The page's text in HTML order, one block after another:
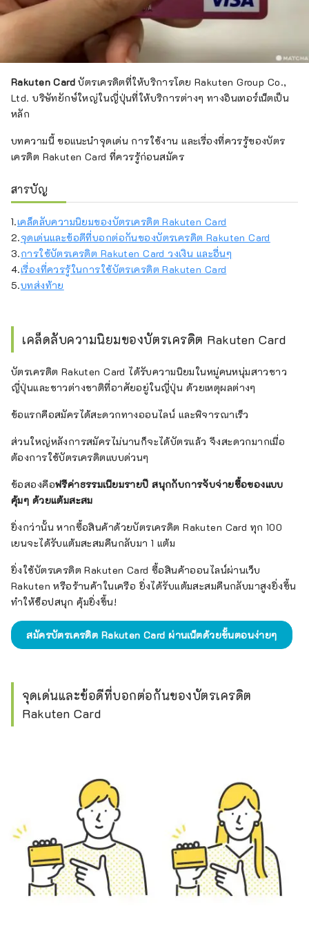
Rakuten Card บัตรเครดิตที่ให้บริการโดย Rakuten Group Co.,
Ltd. บริษัทยักษ์ใหญ่ในญี่ปุ่นที่ให้บริการต่างๆ ทางอินเทอร์เน็ตเป็น
หลัก
บทความนี้ ขอแนะนำจุดเด่น การใช้งาน และเรื่องที่ควรรู้ของบัตร
เครดิต Rakuten Card ที่ควรรู้ก่อนสมัคร
สารบัญ
1.เคล็ดลับความนิยมของบัตรเครดิต Rakuten Card
2.จุดเด่นและข้อดีที่บอกต่อกันของบัตรเครดิต Rakuten Card
3.การใช้บัตรเครดิต Rakuten Card วงเงิน และอื่นๆ
4.เรื่องที่ควรรู้ในการใช้บัตรเครดิต Rakuten Card
5.บทส่งท้าย
เคล็ดลับความนิยมของบัตรเครดิต Rakuten Card
บัตรเครดิต Rakuten Card ได้รับความนิยมในหมู่คนหนุ่มสาวชาว
ญี่ปุ่นและชาวต่างชาติที่อาศัยอยู่ในญี่ปุ่น ด้วยเหตุผลต่างๆ
ข้อแรกคือสมัครได้สะดวกทางออนไลน์ และพิจารณาเร็ว
ส่วนใหญ่หลังการสมัครไม่นานก็จะได้บัตรแล้ว จึงสะดวกมากเมื่อ
ต้องการใช้บัตรเครดิตแบบด่วนๆ
ข้อสองคือฟรีค่าธรรมเนียมรายปี สนุกกับการจับจ่ายซื้อของแบบ
คุ้มๆ ด้วยแต้มสะสม
ยิ่งกว่านั้น หากซื้อสินค้าด้วยบัตรเครดิต Rakuten Card ทุก 100
เยนจะได้รับแต้มสะสมคืนกลับมา 1 แต้ม
ยิ่งใช้บัตรเครดิต Rakuten Card ซื้อสินค้าออนไลน์ผ่านเว็บ
Rakuten หรือร้านค้าในเครือ ยิ่งได้รับแต้มสะสมคืนกลับมาสูงยิ่งขึ้น
ทำให้ช็อปสนุก คุ้มยิ่งขึ้น!
สมัครบัตรเครดิต Rakuten Card ผ่านเน็ตด้วยขั้นตอนง่ายๆ
จุดเด่นและข้อดีที่บอกต่อกันของบัตรเครดิต
Rakuten Card